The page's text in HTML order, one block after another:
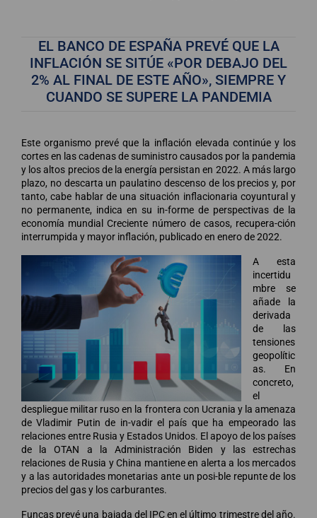
EL BANCO DE ESPAÑA PREVÉ QUE LA
INFLACIÓN SE SITÚE «POR DEBAJO DEL
2% AL FINAL DE ESTE AÑO», SIEMPRE Y
CUANDO SE SUPERE LA PANDEMIA
Este organismo prevé que la inflación elevada continúe y los
cortes en las cadenas de suministro causados por la pandemia
y los altos precios de la energía persistan en 2022. A más largo
plazo, no descarta un paulatino descenso de los precios y, por
tanto, cabe hablar de una situación inflacionaria coyuntural y
no permanente, indica en su in-forme de perspectivas de la
economía mundial Creciente número de casos, recupera-ción
interrumpida y mayor inflación, publicado en enero de 2022.
A esta
incertidu
mbre se
añade la
derivada
de las
tensiones
geopolític
as. En
concreto,
el
despliegue militar ruso en la frontera con Ucrania y la amenaza
de Vladimir Putin de in-vadir el país que ha empeorado las
relaciones entre Rusia y Estados Unidos. El apoyo de los países
de la OTAN a la Administración Biden y las estrechas
relaciones de Rusia y China mantiene en alerta a los mercados
y a las autoridades monetarias ante un posi-ble repunte de los
precios del gas y los carburantes.
Funcas prevé una bajada del IPC en el último trimestre del año.